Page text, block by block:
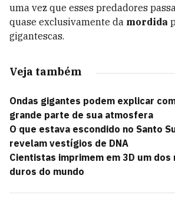
uma vez que esses predadores
quase exclusivamente da mordida
gigantescas.
Veja também
Ondas gigantes podem explicar
grande parte de sua atmosfera
O que estava escondido no Santo
revelam vestígios de DNA
Cientistas imprimem em 3D um dos
duros do mundo